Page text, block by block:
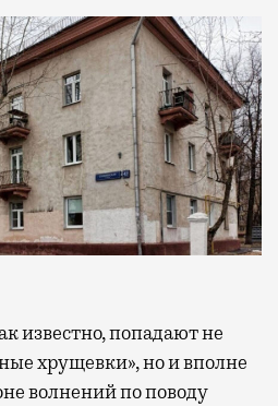
хрущевки», но и вполне
волнений по поводу